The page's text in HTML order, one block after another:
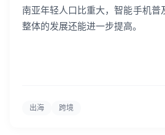
南亚年轻人口比重大，智能手机普
整体的发展还能进一步提高。
出海 跨境